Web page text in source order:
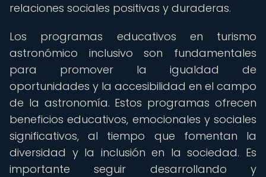
relaciones sociales positivas y duraderas.
Los programas educativos en turismo
astronómico inclusivo son fundamentales
para promover la igualdad de
oportunidades y la accesibilidad en el campo
de la astronomía. Estos programas ofrecen
beneficios educativos, emocionales y sociales
significativos, al tiempo que fomentan la
diversidad y la inclusión en la sociedad. Es
importante seguir desarrollando y